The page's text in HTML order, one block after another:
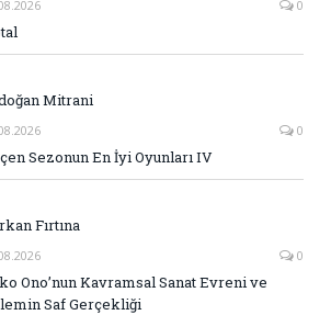
0
Mitrani
0
Sezonun En İyi Oyunları IV
Fırtına
0
Ono’nun Kavramsal Sanat Evreni ve
Saf Gerçekliği